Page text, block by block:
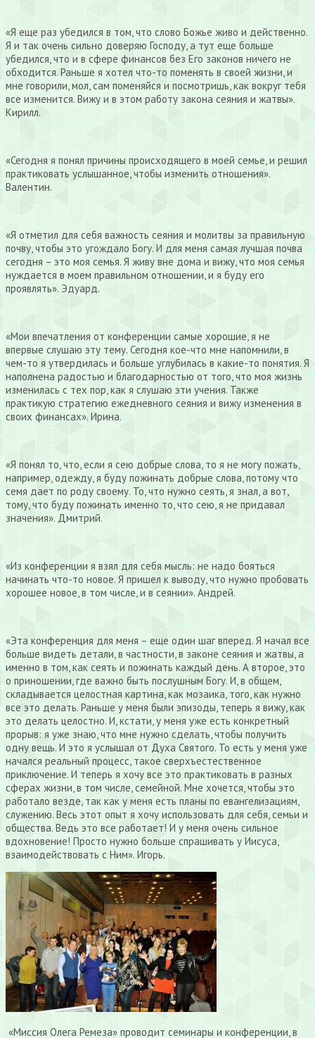
«Я еще раз убедился в том, что слово Божье живо и действенно.
Я и так очень сильно доверяю Господу, а тут еще больше
убедился, что и в сфере финансов без Его законов ничего не
обходится. Раньше я хотел что-то поменять в своей жизни, и
мне говорили, мол, сам поменяйся и посмотришь, как вокруг тебя
все изменится. Вижу и в этом работу закона сеяния и жатвы».
Кирилл.
«Сегодня я понял причины происходящего в моей семье, и решил
практиковать услышанное, чтобы изменить отношения».
Валентин.
«Я отметил для себя важность сеяния и молитвы за правильную
почву, чтобы это угождало Богу. И для меня самая лучшая почва
сегодня – это моя семья. Я живу вне дома и вижу, что моя семья
нуждается в моем правильном отношении, и я буду его
проявлять». Эдуард.
«Мои впечатления от конференции самые хорошие, я не
впервые слушаю эту тему. Сегодня кое-что мне напомнили, в
чем-то я утвердилась и больше углубилась в какие-то понятия. Я
наполнена радостью и благодарностью от того, что моя жизнь
изменилась с тех пор, как я слушаю эти учения. Также
практикую стратегию ежедневного сеяния и вижу изменения в
своих финансах». Ирина.
«Я понял то, что, если я сею добрые слова, то я не могу пожать,
например, одежду, я буду пожинать добрые слова, потому что
семя дает по роду своему. То, что нужно сеять, я знал, а вот,
тому, что буду пожинать именно то, что сею, я не придавал
значения». Дмитрий.
«Из конференции я взял для себя мысль: не надо бояться
начинать что-то новое. Я пришел к выводу, что нужно пробовать
хорошее новое, в том числе, и в сеянии». Андрей.
«Эта конференция для меня – еще один шаг вперед. Я начал все
больше видеть детали, в частности, в законе сеяния и жатвы, а
именно в том, как сеять и пожинать каждый день. А второе, это
о приношении, где важно быть послушным Богу. И, в общем,
складывается целостная картина, как мозаика, того, как нужно
все это делать. Раньше у меня были эпизоды, теперь я вижу, как
это делать целостно. И, кстати, у меня уже есть конкретный
прорыв: я уже знаю, что мне нужно сделать, чтобы получить
одну вещь. И это я услышал от Духа Святого. То есть у меня уже
начался реальный процесс, такое сверхъестественное
приключение. И теперь я хочу все это практиковать в разных
сферах жизни, в том числе, семейной. Мне хочется, чтобы это
работало везде, так как у меня есть планы по евангелизациям,
служению. Весь этот опыт я хочу использовать для себя, семьи и
общества. Ведь это все работает! И у меня очень сильное
вдохновение! Просто нужно больше спрашивать у Иисуса,
взаимодействовать с Ним». Игорь.
«Миссия Олега Ремеза» проводит семинары и конференции, в